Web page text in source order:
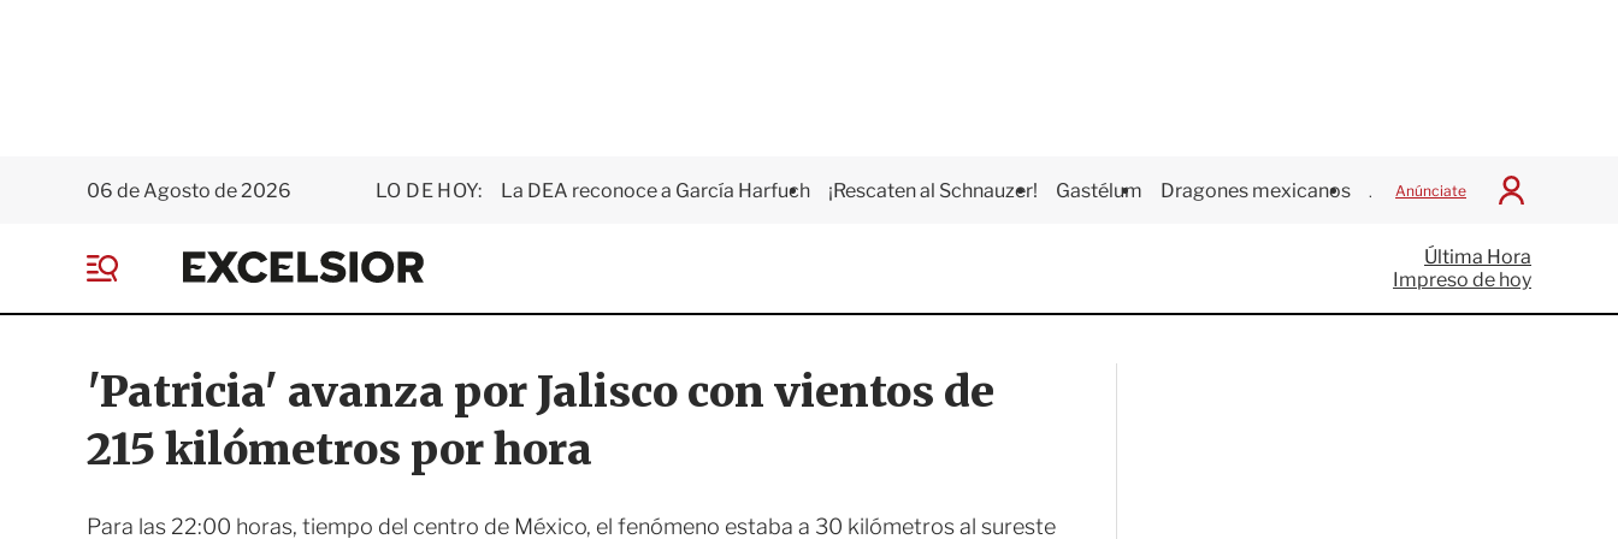
06 de Agosto de 2026 LO DE HOY: La DEA reconoce a García Harfuch ¡Rescaten al Schnauzer! Gastélum Dragones mexicanos Juegos Centroamericanos
Anúnciate
I
c
i
a
E
x
e
i
o
r
e
Última Hora
Impreso de hoy
'Patricia' avanza por Jalisco con vientos de
215 kilómetros por hora
Para las 22:00 horas, tiempo del centro de México, el fenómeno estaba a 30 kilómetros al sureste